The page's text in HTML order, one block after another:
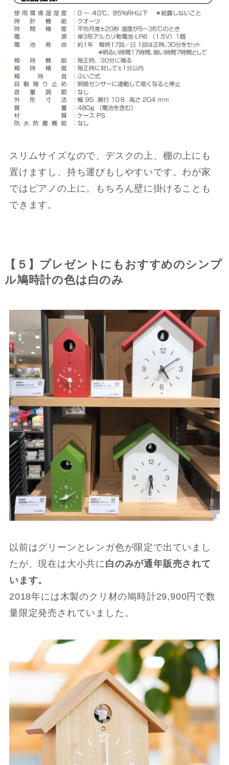
スリムサイズなので、デスクの上、棚の上にも
置けますし、持ち運びもしやすいです。わが家
ではピアノの上に。もちろん壁に掛けることも
できます。
【５】プレゼントにもおすすめのシンプ
ル鳩時計の色は白のみ
以前はグリーンとレンガ色が限定で出ていまし
たが、現在は大小共に白のみが通年販売されて
います。
2018年には木製のクリ材の鳩時計29,900円で数
量限定発売されていました。